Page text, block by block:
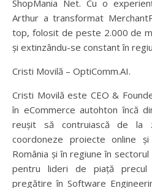
ShopMania Net. Cu o
Arthur a transformat
top, folosit de peste 2.000 de
și extinzându-se constant în
Cristi Movilă – OptiComm.AI.
Cristi Movilă este CEO &
în eCommerce autohton încă
reușit să contruiască de la
coordoneze proiecte online
România și în regiune în
pentru lideri de piață
pregătire în Software